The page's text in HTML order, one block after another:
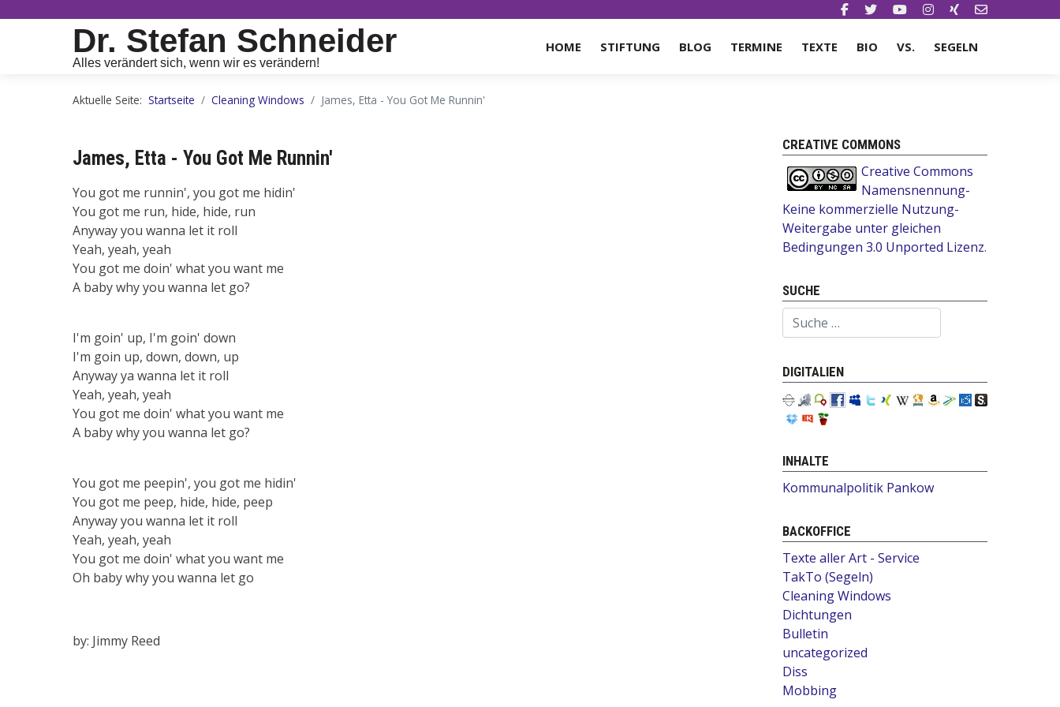
Dr. Stefan Schneider
Alles verändert sich, wenn wir es verändern!
HOME STIFTUNG BLOG TERMINE TEXTE BIO VS. SEGELN
Aktuelle Seite: Startseite Cleaning Windows James, Etta - You Got Me Runnin'
James, Etta - You Got Me Runnin'
You got me runnin', you got me hidin'
You got me run, hide, hide, run
Anyway you wanna let it roll
Yeah, yeah, yeah
You got me doin' what you want me
A baby why you wanna let go?
I'm goin' up, I'm goin' down
I'm goin up, down, down, up
Anyway ya wanna let it roll
Yeah, yeah, yeah
You got me doin' what you want me
A baby why you wanna let go?
You got me peepin', you got me hidin'
You got me peep, hide, hide, peep
Anyway you wanna let it roll
Yeah, yeah, yeah
You got me doin' what you want me
Oh baby why you wanna let go
by: Jimmy Reed
CREATIVE COMMONS
Creative Commons
Namensnennung-
Keine kommerzielle Nutzung-
Weitergabe unter gleichen
Bedingungen 3.0 Unported Lizenz.
SUCHE
Suchen
DIGITALIEN
INHALTE
Kommunalpolitik Pankow
BACKOFFICE
Texte aller Art - Service
TakTo (Segeln)
Cleaning Windows
Dichtungen
Bulletin
uncategorized
Diss
Mobbing